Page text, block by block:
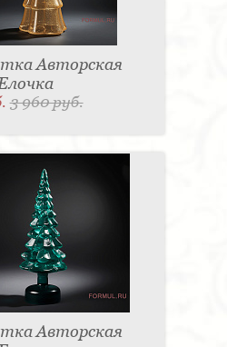
Авторская
3 960 руб.
Авторская